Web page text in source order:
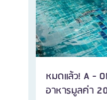
หมดแล้ว! A -
อาหารมูลค่า